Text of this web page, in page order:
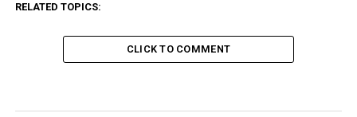
RELATED TOPICS:
CLICK TO COMMENT